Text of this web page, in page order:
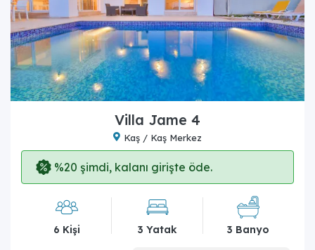
Villa Jame 4
Kaş / Kaş Merkez
%20 şimdi, kalanı girişte öde.
6 Kişi 3 Yatak 3 Banyo